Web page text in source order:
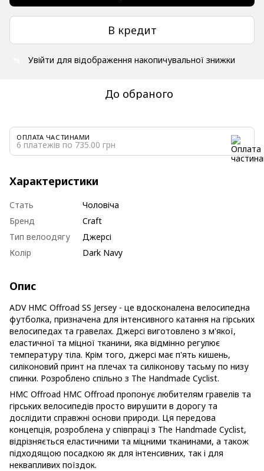
В кредит
Увійти для відображення накопичувальної знижки
До обраного
ОПЛАТА ЧАСТИНАМИ
6 платежів по 735.00 грн
Характеристики
Стать
Чоловіча
Бренд
Craft
Тип велоодягу
Джерсі
Колір
Dark Navy
Опис
ADV HMC Offroad SS Jersey - це вдосконалена велосипедна
футболка, призначена для інтенсивного катання на гірських
велосипедах та гравелах. Джерсі виготовлено з м'якої,
еластичної та міцної тканини, яка відмінно регулює
температуру тіла. Крім того, джерсі має п'ять кишень,
силіконовий принт на плечах та силіконову тасьму по низу
спинки. Розроблено спільно з The Handmade Cyclist.
HMC Offroad HMC Offroad пропонує любителям гравелів та
гірських велосипедів просто вирушити в дорогу та
дослідити справжні основи природи. Ця передова
концепція, розроблена у співпраці з The Handmade Cyclist,
відрізняється еластичними та міцними тканинами, а також
підходящою посадкою як для інтенсивних, так і для
неквапливих поїздок.